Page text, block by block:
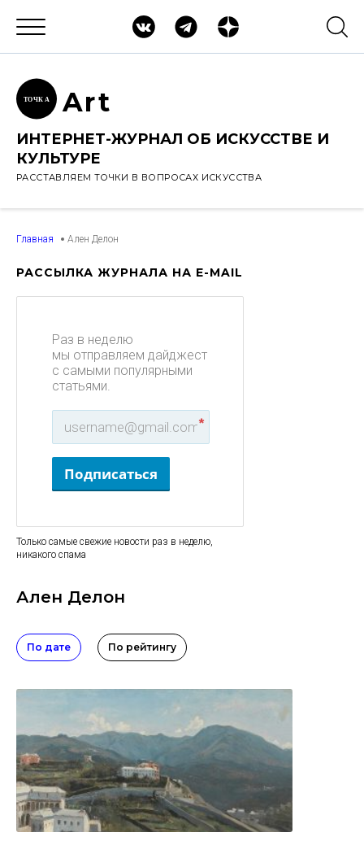
ТОЧК А Art
ИНТЕРНЕТ-ЖУРНАЛ ОБ ИСКУССТВЕ И
КУЛЬТУРЕ
РАССТАВЛЯЕМ ТОЧКИ В ВОПРОСАХ ИСКУССТВА
Главная Ален Делон
РАССЫЛКА ЖУРНАЛА НА E-MAIL
Раз в неделю
мы отправляем дайджест
с самыми популярными
статьями.
*
Подписаться
Только самые свежие новости раз в неделю,
никакого спама
Ален Делон
По дате По рейтингу